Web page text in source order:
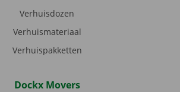
Verhuisdozen
Verhuismateriaal
Verhuispakketten
Dockx Movers